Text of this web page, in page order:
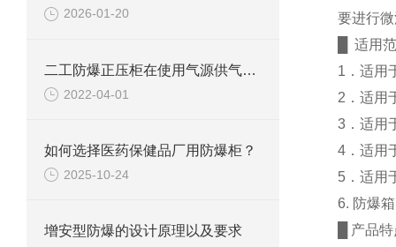
2026-01-20
二工防爆正压柜在使用气源供气时需要注意些什么？
2022-04-01
如何选择医药保健品厂用防爆柜？
2025-10-24
增安型防爆的设计原理以及要求
要进行
█ 适用
1．适用
2．适用
3．适用
4．适用
5．适用
6. 防爆
█ 产品